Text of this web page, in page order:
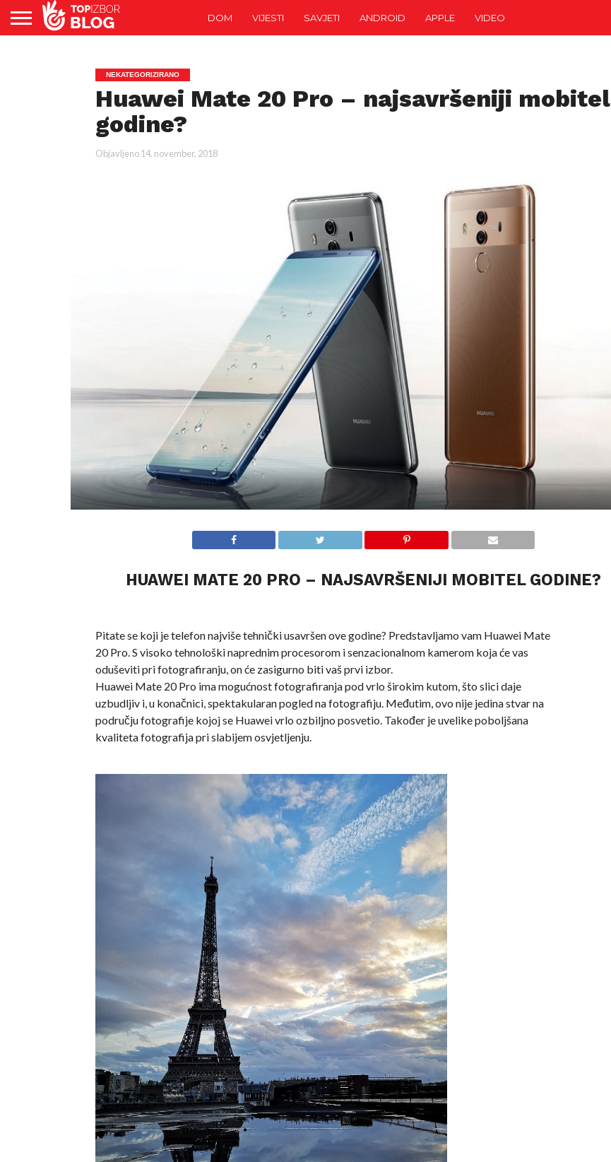
DOM VIJESTI SAVJETI ANDROID APPLE VIDEO
NEKATEGORIZIRANO
Huawei Mate 20 Pro – najsavršeniji mobitel
godine?
Objavljeno 14. november, 2018
HUAWEI MATE 20 PRO – NAJSAVRŠENIJI MOBITEL GODINE?
Pitate se koji je telefon najviše tehnički usavršen ove godine? Predstavljamo vam Huawei Mate
20 Pro. S visoko tehnološki naprednim procesorom i senzacionalnom kamerom koja će vas
oduševiti pri fotografiranju, on će zasigurno biti vaš prvi izbor.
Huawei Mate 20 Pro ima mogućnost fotografiranja pod vrlo širokim kutom, što slici daje
uzbudljiv i, u konačnici, spektakularan pogled na fotografiju. Međutim, ovo nije jedina stvar na
području fotografije kojoj se Huawei vrlo ozbiljno posvetio. Također je uvelike poboljšana
kvaliteta fotografija pri slabijem osvjetljenju.